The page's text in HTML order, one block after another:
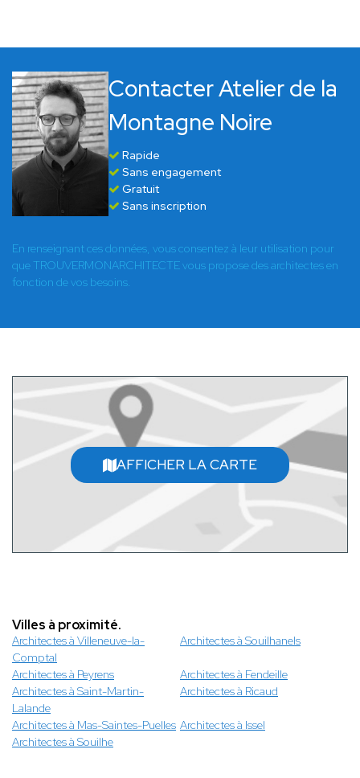
Contacter Atelier de la
Montagne Noire
Rapide
Sans engagement
Gratuit
Sans inscription
En renseignant ces données, vous consentez à leur utilisation pour
que TROUVERMONARCHITECTE vous propose des architectes en
fonction de vos besoins.
AFFICHER LA CARTE
Villes à proximité.
Architectes à Villeneuve-la-
Comptal
Architectes à Souilhanels
Architectes à Peyrens
Architectes à Fendeille
Architectes à Saint-Martin-
Lalande
Architectes à Ricaud
Architectes à Mas-Saintes-Puelles Architectes à Issel
Architectes à Souilhe